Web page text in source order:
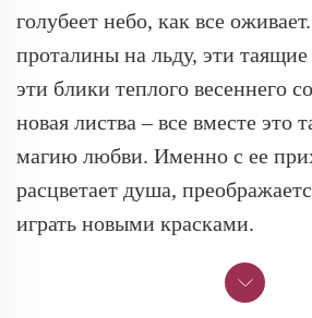
голубеет небо, как все
проталины на льду, эти
эти блики теплого весеннего
новая листва – все вместе это
магию любви. Именно с ее
расцветает душа,
играть новыми красками.